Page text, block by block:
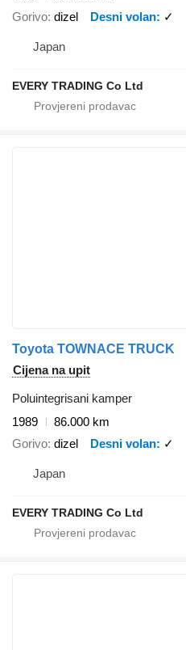
Gorivo dizel Desni volan ✓
Japan
EVERY TRADING Co Ltd
Toyota TOWNACE TRUCK
Cijena na upit
Poluintegrisani kamper
1989
86.000 km
Gorivo dizel Desni volan ✓
Japan
EVERY TRADING Co Ltd